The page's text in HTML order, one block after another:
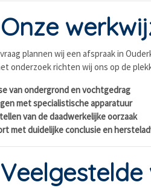
Onze
plannen wij een afspraak in
onderzoek richten wij ons op de
van ondergrond en vochtgedrag
met specialistische apparatuur
van de daadwerkelijke oorzaak
met duidelijke conclusie en